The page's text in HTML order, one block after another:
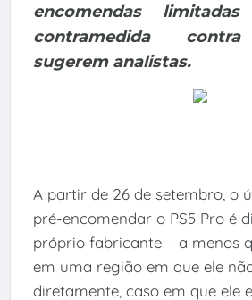
encomendas
contramedida
sugerem analistas.
A partir de 26 de setembro, o
pré-encomendar o PS5 Pro é
próprio fabricante – a menos
em uma região em que ele
diretamente, caso em que ele